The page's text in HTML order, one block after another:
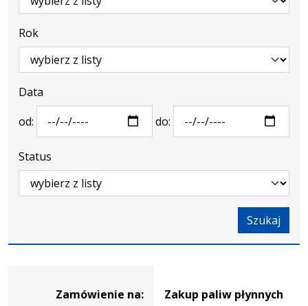
Rok
Data
od:
do:
Status
Szukaj
zamówieniaZamówienie na:
Zakup paliw płynnych